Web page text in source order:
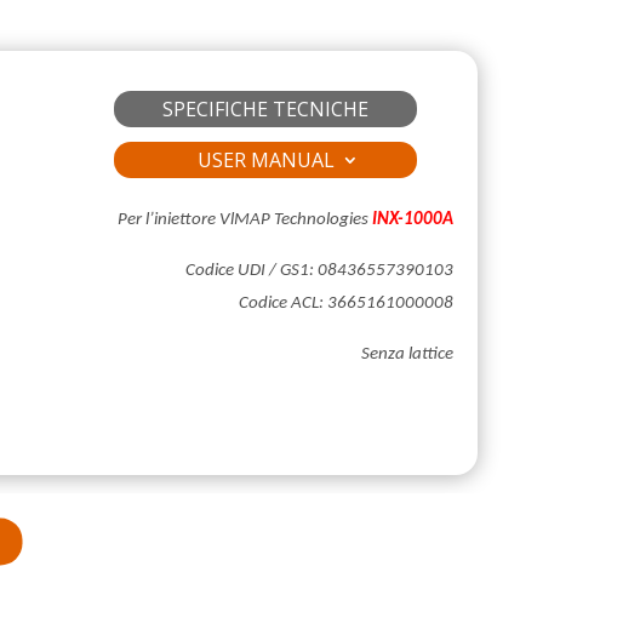
SPECIFICHE TECNICHE
USER MANUAL
Per l’iniettore VlMAP Technologies INX-1000A
Codice UDI / GS1: 08436557390103
Codice ACL: 3665161000008
Senza lattice